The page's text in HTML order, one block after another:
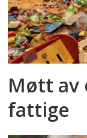
Møtt av
fattige